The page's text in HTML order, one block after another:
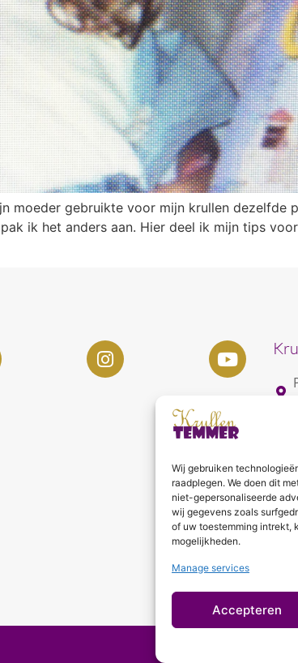
Wij gebruiken
raadplegen. We doen dit
niet-gepersonaliseerde
wij gegevens zoals
of uw toestemming intrekt,
mogelijkheden.
Manage services
Accepteren
moeder gebruikte voor mijn krullen dezelfde
ik het anders aan. Hier deel ik mijn tips